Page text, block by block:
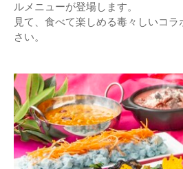
ルメニューが登場します。
見て、食べて楽しめる毒々しいコ
さい。